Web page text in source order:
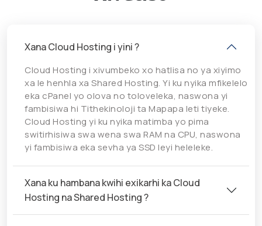
Xana Cloud Hosting i yini ?
Cloud Hosting i xivumbeko xo hatlisa no ya xiyimo
xa le henhla xa Shared Hosting. Yi ku nyika mfikelelo
eka cPanel yo olova no toloveleka, naswona yi
fambisiwa hi Tithekinoloji ta Mapapa leti tiyeke.
Cloud Hosting yi ku nyika matimba yo pima
switirhisiwa swa wena swa RAM na CPU, naswona
yi fambisiwa eka sevha ya SSD leyi heleleke.
Xana ku hambana kwihi exikarhi ka Cloud
Hosting na Shared Hosting ?